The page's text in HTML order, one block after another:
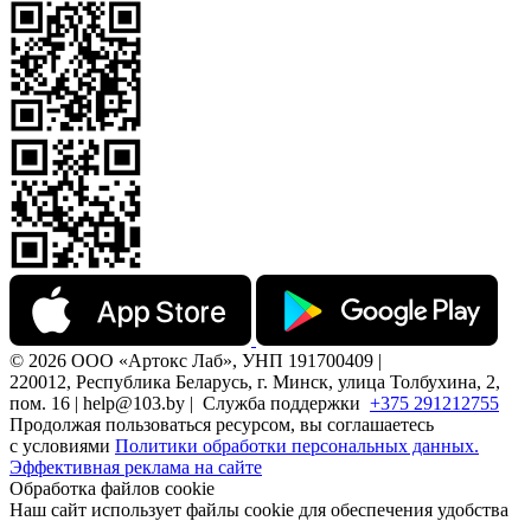
© 2026 ООО «Артокс Лаб», УНП 191700409 |
220012, Республика Беларусь, г. Минск, улица Толбухина, 2,
пом. 16 | help@103.by | Служба поддержки +375 291212755
Продолжая пользоваться ресурсом, вы соглашаетесь
с условиями Политики обработки персональных данных.
Эффективная реклама на сайте
Обработка файлов cookie
Наш сайт использует файлы cookie для обеспечения удобства